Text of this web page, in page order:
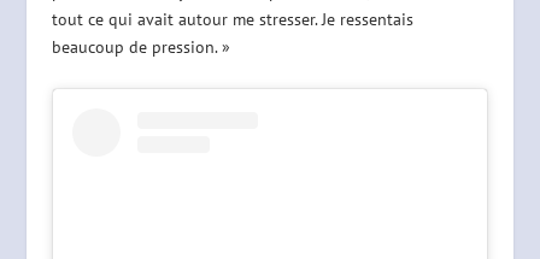
tout ce qui avait autour me stresser. Je ressentais
beaucoup de pression. »